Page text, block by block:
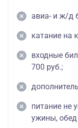
авиа- и ж/д
катание на
входные
700 руб.;
питание не
ужины, обед